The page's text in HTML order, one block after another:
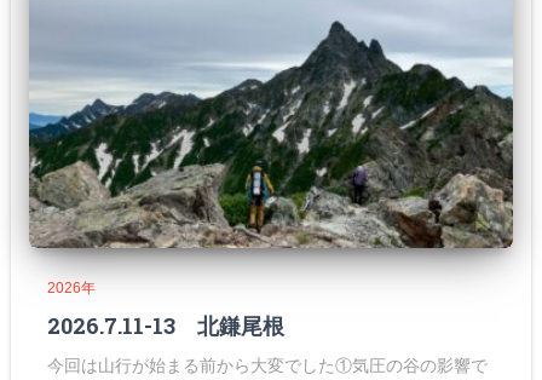
2026年
2026.7.11-13 北鎌尾根
今回は山行が始まる前から大変でした①気圧の谷の影響で